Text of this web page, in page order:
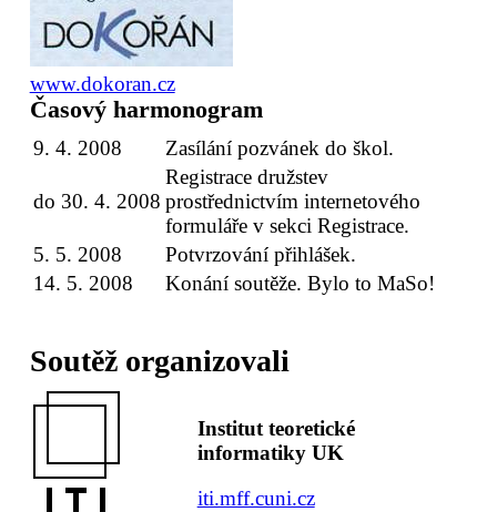
www.dokoran.cz
Časový harmonogram
9. 4. 2008 Zasílání pozvánek do škol.
do 30. 4. 2008
Registrace družstev
prostřednictvím internetového
formuláře v sekci Registrace.
5. 5. 2008
Potvrzování přihlášek.
14. 5. 2008
Konání soutěže. Bylo to MaSo!
Soutěž organizovali
Institut teoretické
informatiky UK
iti.mff.cuni.cz